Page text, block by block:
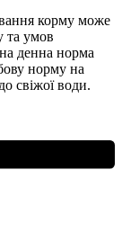
корму може
та умов
денна норма
норму на
свіжої води.